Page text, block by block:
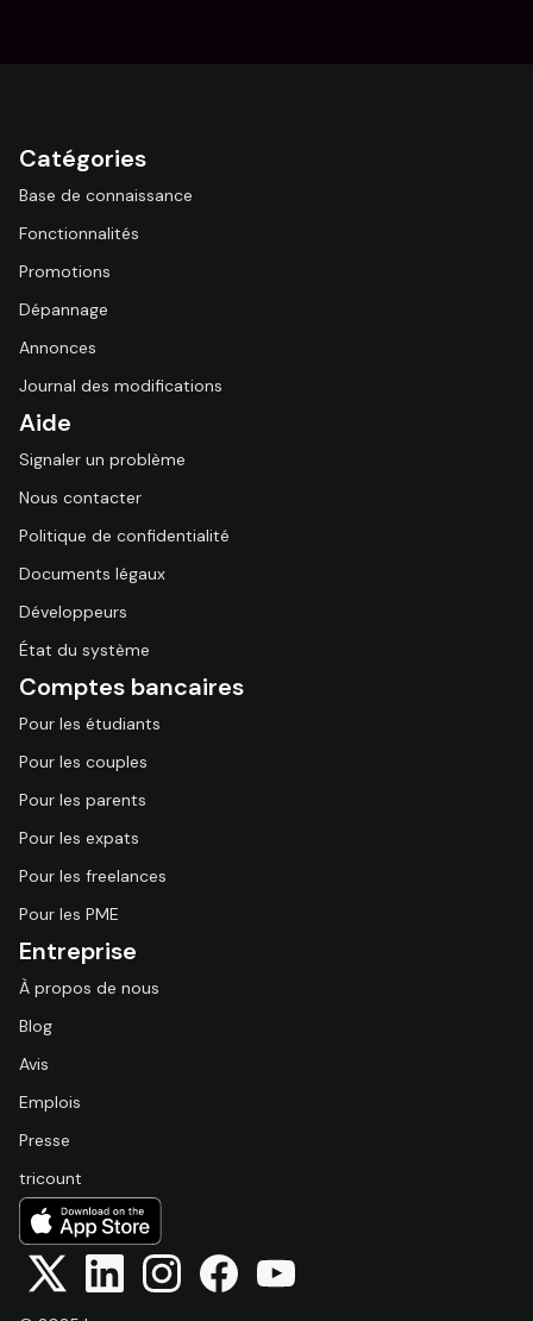
Catégories
Base de connaissance
Fonctionnalités
Promotions
Dépannage
Annonces
Journal des modifications
Aide
Signaler un problème
Nous contacter
Politique de confidentialité
Documents légaux
Développeurs
État du système
Comptes bancaires
Pour les étudiants
Pour les couples
Pour les parents
Pour les expats
Pour les freelances
Pour les PME
Entreprise
À propos de nous
Blog
Avis
Emplois
Presse
tricount